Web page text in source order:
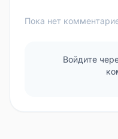
Пока нет
Войдите